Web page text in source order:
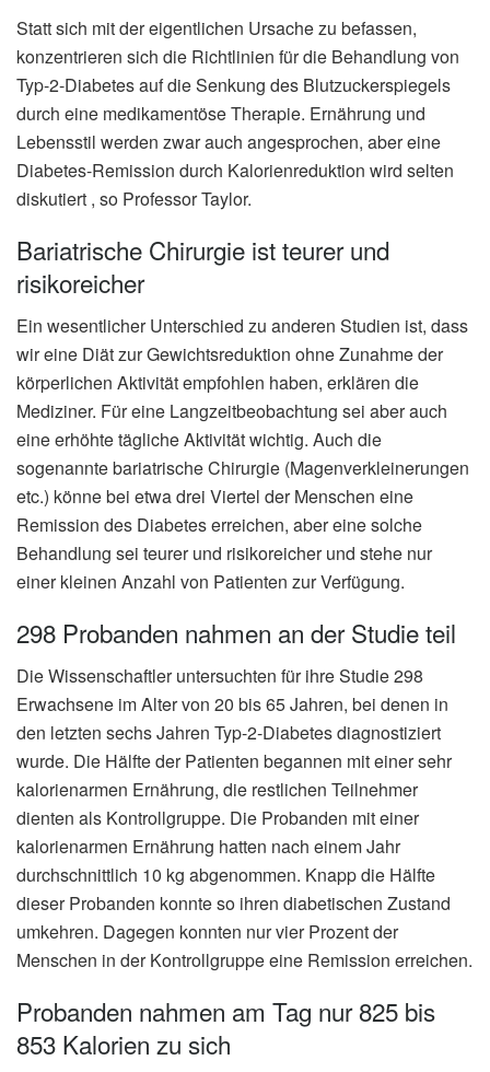
Statt sich mit der eigentlichen Ursache zu befassen,
konzentrieren sich die Richtlinien für die Behandlung von
Typ-2-Diabetes auf die Senkung des Blutzuckerspiegels
durch eine medikamentöse Therapie. Ernährung und
Lebensstil werden zwar auch angesprochen, aber eine
Diabetes-Remission durch Kalorienreduktion wird selten
diskutiert , so Professor Taylor.
Bariatrische Chirurgie ist teurer und
risikoreicher
Ein wesentlicher Unterschied zu anderen Studien ist, dass
wir eine Diät zur Gewichtsreduktion ohne Zunahme der
körperlichen Aktivität empfohlen haben, erklären die
Mediziner. Für eine Langzeitbeobachtung sei aber auch
eine erhöhte tägliche Aktivität wichtig. Auch die
sogenannte bariatrische Chirurgie (Magenverkleinerungen
etc.) könne bei etwa drei Viertel der Menschen eine
Remission des Diabetes erreichen, aber eine solche
Behandlung sei teurer und risikoreicher und stehe nur
einer kleinen Anzahl von Patienten zur Verfügung.
298 Probanden nahmen an der Studie teil
Die Wissenschaftler untersuchten für ihre Studie 298
Erwachsene im Alter von 20 bis 65 Jahren, bei denen in
den letzten sechs Jahren Typ-2-Diabetes diagnostiziert
wurde. Die Hälfte der Patienten begannen mit einer sehr
kalorienarmen Ernährung, die restlichen Teilnehmer
dienten als Kontrollgruppe. Die Probanden mit einer
kalorienarmen Ernährung hatten nach einem Jahr
durchschnittlich 10 kg abgenommen. Knapp die Hälfte
dieser Probanden konnte so ihren diabetischen Zustand
umkehren. Dagegen konnten nur vier Prozent der
Menschen in der Kontrollgruppe eine Remission erreichen.
Probanden nahmen am Tag nur 825 bis
853 Kalorien zu sich